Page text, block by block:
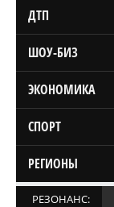
ДТП
ШОУ-БИЗ
ЭКОНОМИКА
СПОРТ
РЕГИОНЫ
РЕЗОНАНС: